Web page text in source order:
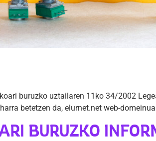
buruzko uztailaren 11ko 34/2002
betetzen da, elurnet.net web-
BURUZKO